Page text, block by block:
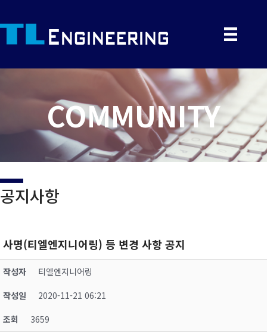
COMMUNITY
공지사항
사명(티엘엔지니어링) 등 변경 사항 공지
작성자
티엘엔지니어링
작성일
2020-11-21 06:21
조회
3659